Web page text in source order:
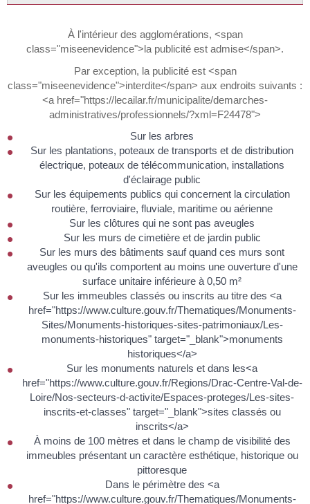
À l'intérieur des agglomérations, <span
class="miseenevidence">la publicité est admise</span>.
Par exception, la publicité est <span
class="miseenevidence">interdite</span> aux endroits suivants :
<a href="https://lecailar.fr/municipalite/demarches-
administratives/professionnels/?xml=F24478">
Sur les arbres
Sur les plantations, poteaux de transports et de distribution
électrique, poteaux de télécommunication, installations
d'éclairage public
Sur les équipements publics qui concernent la circulation
routière, ferroviaire, fluviale, maritime ou aérienne
Sur les clôtures qui ne sont pas aveugles
Sur les murs de cimetière et de jardin public
Sur les murs des bâtiments sauf quand ces murs sont
aveugles ou qu'ils comportent au moins une ouverture d'une
surface unitaire inférieure à 0,50 m²
Sur les immeubles classés ou inscrits au titre des <a
href="https://www.culture.gouv.fr/Thematiques/Monuments-
Sites/Monuments-historiques-sites-patrimoniaux/Les-
monuments-historiques" target="_blank">monuments
historiques</a>
Sur les monuments naturels et dans les<a
href="https://www.culture.gouv.fr/Regions/Drac-Centre-Val-de-
Loire/Nos-secteurs-d-activite/Espaces-proteges/Les-sites-
inscrits-et-classes" target="_blank">sites classés ou
inscrits</a>
À moins de 100 mètres et dans le champ de visibilité des
immeubles présentant un caractère esthétique, historique ou
pittoresque
Dans le périmètre des <a
href="https://www.culture.gouv.fr/Thematiques/Monuments-